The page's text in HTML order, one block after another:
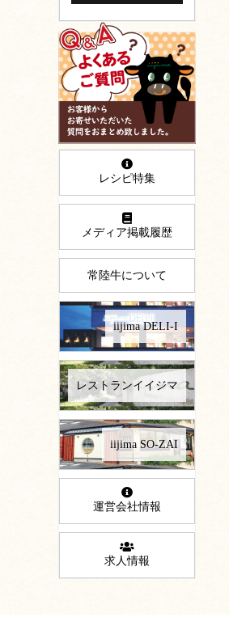
レシピ特集
メディア掲載履歴
常陸牛について
iijima DELI-I
レストランイイジマ
iijima SO-ZAI
運営会社情報
求人情報